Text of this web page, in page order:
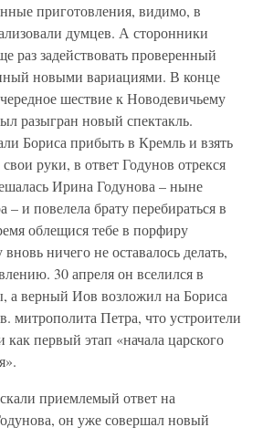
приготовления, видимо, в
думцев. А сторонники
раз задействовать проверенный
новыми вариациями. В конце
шествие к Новодевичьему
разыгран новый спектакль.
Бориса прибыть в Кремль и взять
руки, в ответ Годунов отрекся
Ирина Годунова – ныне
и повелела брату перебираться в
облещися тебе в порфиру
ничего не оставалось делать,
30 апреля он вселился в
а верный Иов возложил на Бориса
митрополита Петра, что устроители
первый этап «начала царского
приемлемый ответ на
он уже совершал новый